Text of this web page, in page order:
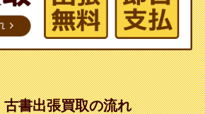
古書出張買取の流れ